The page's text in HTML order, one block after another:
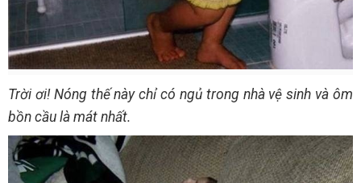
Trời ơi! Nóng thế này chỉ có ngủ trong nhà vệ sinh và ôm
bồn cầu là mát nhất.